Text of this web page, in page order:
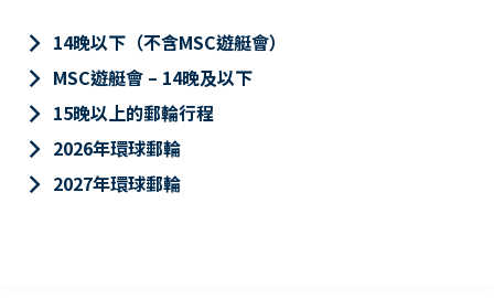
keyboard_arrow_right 14晚以下（不含MSC遊艇會）
keyboard_arrow_right MSC遊艇會 – 14晚及以下
keyboard_arrow_right 15晚以上的郵輪行程
keyboard_arrow_right 2026年環球郵輪
keyboard_arrow_right 2027年環球郵輪